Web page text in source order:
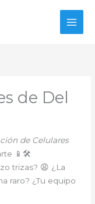
de Del
de Celulares
📱🛠️
trizas? 😩 ¿La
raro? ¿Tu equipo